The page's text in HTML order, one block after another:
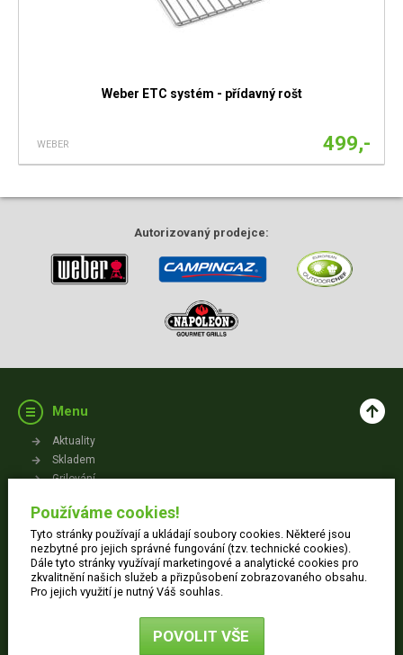
Weber ETC systém - přídavný rošt
WEBER 499,-
Autorizovaný prodejce:
Menu
Aktuality
Skladem
Grilování
Kontakt
Vše o nákupu
Jak nakupovat
Obchodní podmínky
Dodací informace
Ochrana osobních údajů
Používáme cookies!
Tyto stránky používají a ukládají soubory cookies. Některé jsou
nezbytné pro jejich správné fungování (tzv. technické cookies).
Dále tyto stránky využívají marketingové a analytické cookies pro
zkvalitnění našich služeb a přizpůsobení zobrazovaného obsahu.
Pro jejich využití je nutný Váš souhlas.
POVOLIT VŠE